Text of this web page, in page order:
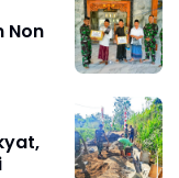
Non